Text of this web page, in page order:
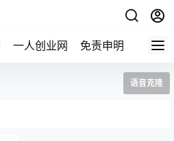
一人创业网 免责申明
语音克隆